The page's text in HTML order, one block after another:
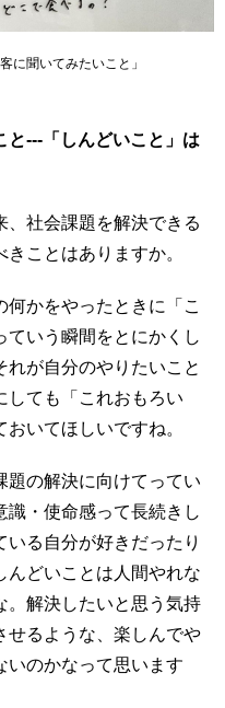
に聞いてみたいこと」
---「しんどいこと」は
社会課題を解決できる
ことはありますか。
かをやったときに「こ
いう瞬間をとにかくし
が自分のやりたいこと
しても「これおもろい
いてほしいですね。
の解決に向けてってい
識・使命感って長続きし
る自分が好きだったり
んどいことは人間やれな
。解決したいと思う気持
せるような、楽しんでや
いのかなって思います